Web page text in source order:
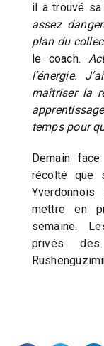
il a trouvé
assez
plan du
le coach.
l’énergie.
maîtriser la
temps pour
Demain
récolté que
mettre en
semaine.
privés